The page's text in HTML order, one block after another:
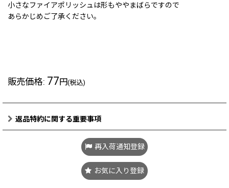
小さなファイアポリッシュは形もややまばらですので
あらかじめご了承ください。
販売価格: 77円(税込)
返品特約に関する重要事項
再入荷通知登録
お気に入り登録